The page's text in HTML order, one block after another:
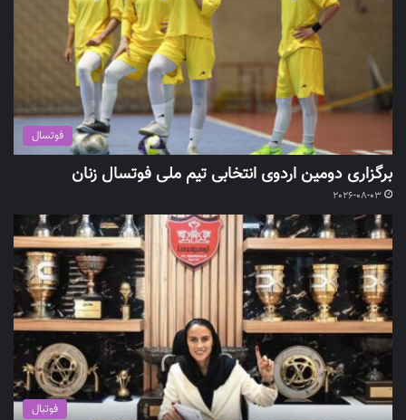
فوتسال
برگزاری دومین اردوی انتخابی تیم ملی فوتسال زنان
2026-08-03
فوتبال